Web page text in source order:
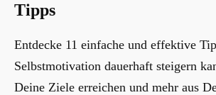
Tipps
Entdecke 11 einfache und effektive
Selbstmotivation dauerhaft steigern
Deine Ziele erreichen und mehr aus